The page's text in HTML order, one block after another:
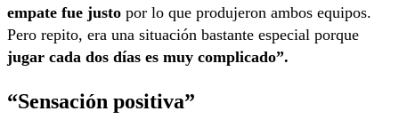
empate fue justo por lo que produjeron ambos equipos.
Pero repito, era una situación bastante especial porque
jugar cada dos días es muy complicado”.
“Sensación positiva”